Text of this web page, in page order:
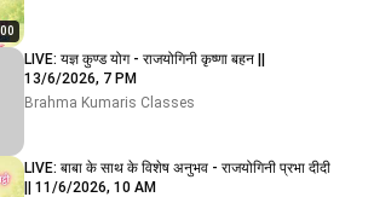
LIVE: यज्ञ कुण्ड योग - राजयोगिनी कृष्णा बहन ||
13/6/2026, 7 PM
Brahma Kumaris Classes
LIVE: बाबा के साथ के विशेष अनुभव - राजयोगिनी प्रभा दीदी
|| 11/6/2026, 10 AM